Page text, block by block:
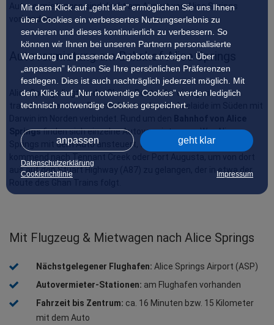
Mit dem Klick auf „geht klar” ermöglichen Sie uns Ihnen
über Cookies ein verbessertes Nutzungserlebnis zu
servieren und dieses kontinuierlich zu verbessern. So
können wir Ihnen bei unseren Partnern personalisierte
Werbung und passende Angebote anzeigen. Über
„anpassen” können Sie Ihre persönlichen Präferenzen
festlegen. Dies ist auch nachträglich jederzeit möglich. Mit
dem Klick auf „Nur notwendige Cookies” werden lediglich
technisch notwendige Cookies gespeichert.
anpassen geht klar
Datenschutzerklärung
Cookierichtlinie
Impressum
Autovermietungen sind direkt am Airport von Alice Springs
vorhanden.
Autovermietung am Bahnhof Alice Springs
Alice Springs liegt an der Ghan’s Route, der einzigen
transkontinentalen Eisenbahnstrecke, die Adelaide im Süden mit
Springs finden sich einzelne Autovermietungen. Wer Alice
Springs mit dem Auto ansteuert, fährt von der Ostküste
aus auf den Stuart Highway (A87) zu gelangen, der in etwa der
Mit Flugzeug & Mietwagen nach Alice Springs
Nächstgelegener Flughafen: Alice Springs Airport (ASP)
Autovermieter-Stationen: am Flughafen vorhanden
Fahrzeit bis Zentrum: ca. 16 Minuten bzw. 15 Kilometer
mit dem Auto